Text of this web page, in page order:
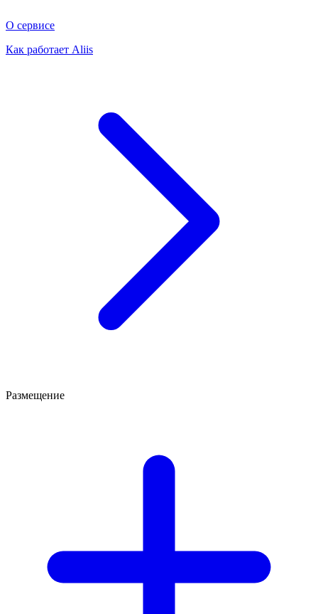
О сервисе
Как работает Aliis
Размещение